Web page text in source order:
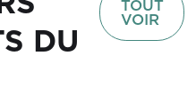
DU
TOUT
VOIR